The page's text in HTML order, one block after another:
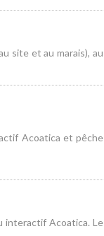
site et au marais), au
Acoatica et pêche
interactif Acoatica. Le